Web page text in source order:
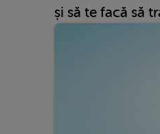
și să te facă să